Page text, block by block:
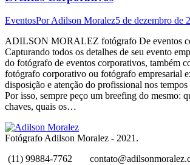
EventosPorAdilson Moralez5 de dezembro de
ADILSON MORALEZ fotógrafo De eventos
Capturando todos os detalhes de seu evento
do fotógrafo de eventos corporativos, também
fotógrafo corporativo ou fotógrafo empresarial
disposição e atenção do profissional nos
Por isso, sempre peço um breefing do mesmo:
chaves, quais os…
Fotógrafo Adilson Moralez - 2021.
(11) 99884-7762